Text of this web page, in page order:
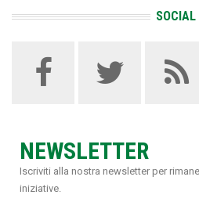
SOCIAL
NEWSLETTER
Iscriviti alla nostra newsletter per
iniziative.